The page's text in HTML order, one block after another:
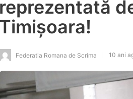
reprezentată
Timișoara!
Federatia Romana de Scrima 10 ani